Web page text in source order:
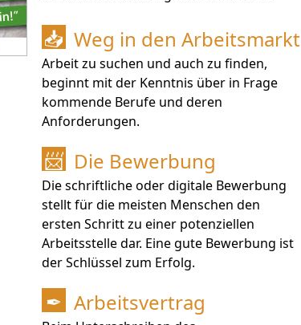
📥 Weg in den Arbeitsmarkt
Arbeit zu suchen und auch zu finden,
beginnt mit der Kenntnis über in Frage
kommende Berufe und deren
Anforderungen.
📨 Die Bewerbung
Die schriftliche oder digitale Bewerbung
stellt für die meisten Menschen den
ersten Schritt zu einer potenziellen
Arbeitsstelle dar. Eine gute Bewerbung ist
der Schlüssel zum Erfolg.
✒ Arbeitsvertrag